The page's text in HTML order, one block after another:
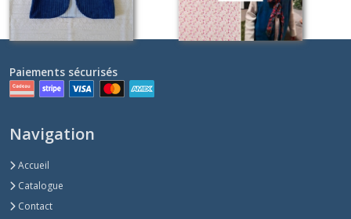
Paiements sécurisés
Navigation
Accueil
Catalogue
Contact